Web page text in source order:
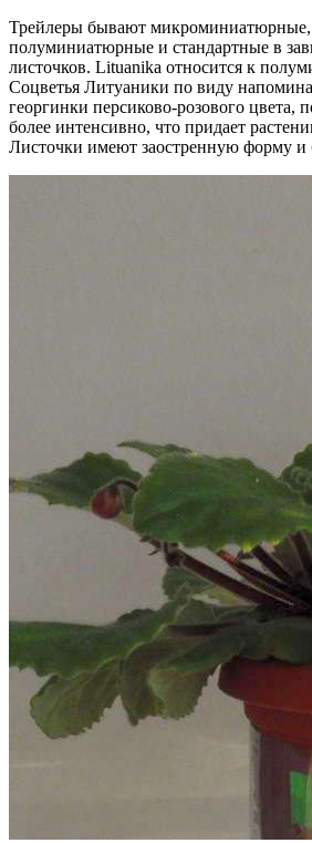
Трейлеры бывают
полуминиатюрные и стандартные в
листочков. Lituanika относится к
Соцветья Литуаники по виду
георгинки персиково-розового цвета,
более интенсивно, что придает
Листочки имеют заостренную форму и